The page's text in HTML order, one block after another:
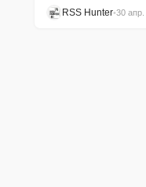
RSS Hunter•30 апр.